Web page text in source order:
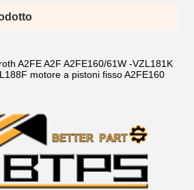
A2FE A2F A2FE160/61W -VZL181K
motore a pistoni fisso A2FE160